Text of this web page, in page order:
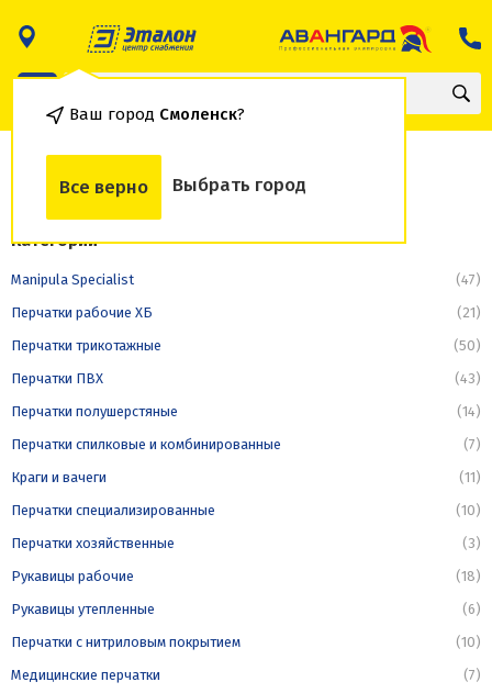
Ваш город Смоленск?
Все верно Выбрать город
Средства защиты рук
Категории
Manipula Specialist
(47)
Перчатки рабочие ХБ
(21)
Перчатки трикотажные
(50)
Перчатки ПВХ
(43)
Перчатки полушерстяные
(14)
Перчатки спилковые и комбинированные
(7)
Краги и вачеги
(11)
Перчатки специализированные
(10)
Перчатки хозяйственные
(3)
Рукавицы рабочие
(18)
Рукавицы утепленные
(6)
Перчатки с нитриловым покрытием
(10)
Медицинские перчатки
(7)